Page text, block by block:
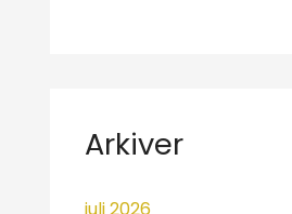
Arkiver
juli 2026